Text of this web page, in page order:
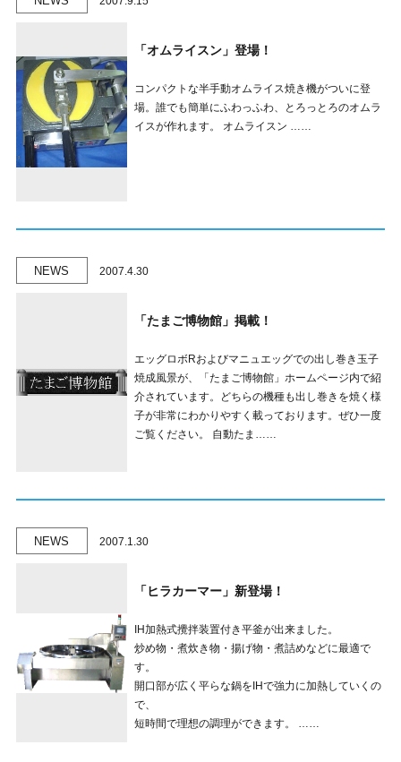
「オムライスン」登場！
コンパクトな半手動オムライス焼き機がついに登
場。誰でも簡単にふわっふわ、とろっとろのオムラ
イスが作れます。 オムライスン ……
NEWS 2007.4.30
「たまご博物館」掲載！
エッグロボRおよびマニュエッグでの出し巻き玉子
焼成風景が、「たまご博物館」ホームページ内で紹
介されています。どちらの機種も出し巻きを焼く様
子が非常にわかりやすく載っております。ぜひ一度
ご覧ください。 自動たま……
NEWS 2007.1.30
「ヒラカーマー」新登場！
IH加熱式攪拌装置付き平釜が出来ました。
炒め物・煮炊き物・揚げ物・煮詰めなどに最適で
す。
開口部が広く平らな鍋をIHで強力に加熱していくの
で、
短時間で理想の調理ができます。 ……